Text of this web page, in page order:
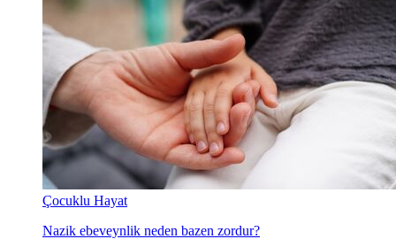
Çocuklu Hayat
Nazik ebeveynlik neden bazen zordur?